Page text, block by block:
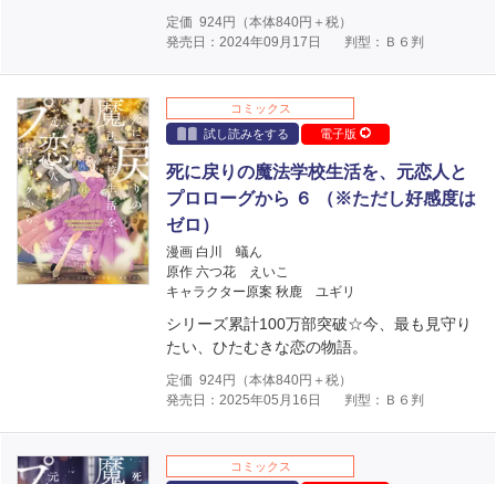
定価 924円（本体840円＋税）
発売日：2024年09月17日
判型：Ｂ６判
コミックス
試し読みをする
電子版
死に戻りの魔法学校生活を、元恋人と
プロローグから ６ （※ただし好感度は
ゼロ）
漫画 白川 蟻ん
原作 六つ花 えいこ
キャラクター原案 秋鹿 ユギリ
シリーズ累計100万部突破☆今、最も見守り
たい、ひたむきな恋の物語。
定価 924円（本体840円＋税）
発売日：2025年05月16日
判型：Ｂ６判
コミックス